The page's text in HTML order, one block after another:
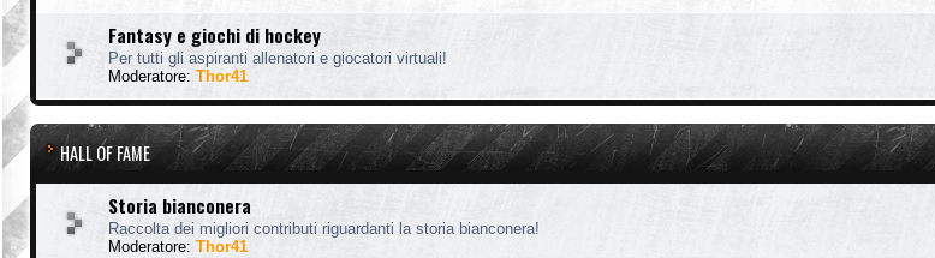
Fantasy e giochi di hockey
Per tutti gli aspiranti allenatori e giocatori virtuali!
Moderatore: Thor41
HALL OF FAME
Storia bianconera
Raccolta dei migliori contributi riguardanti la storia bianconera!
Moderatore: Thor41